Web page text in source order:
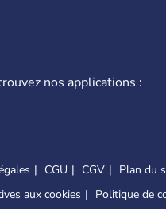
nos applications :
CGU CGV
Plan du
aux cookies
Politique de